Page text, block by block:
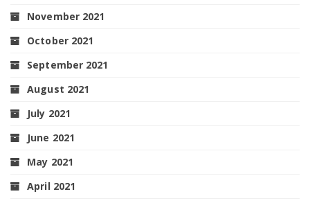
November 2021
October 2021
September 2021
August 2021
July 2021
June 2021
May 2021
April 2021